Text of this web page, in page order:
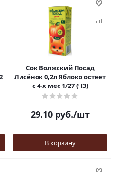
Сок Волжский Посад
Лисёнок 0,2л Яблоко оствет
с 4-х мес 1/27 (ЧЗ)
29.10руб./шт
В корзину